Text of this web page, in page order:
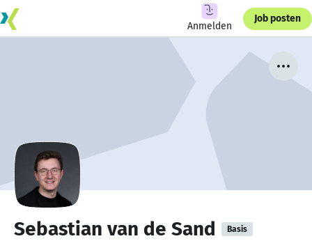
Anmelden
Job posten
Sebastian van de Sand Basis